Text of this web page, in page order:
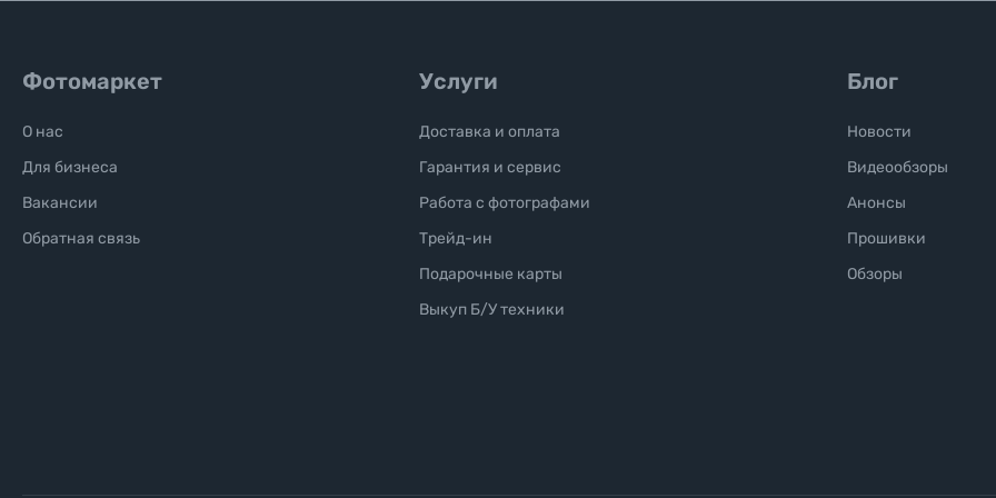
Фотомаркет
О нас
Для бизнеса
Вакансии
Обратная связь
Услуги
Доставка и оплата
Гарантия и сервис
Работа с фотографами
Трейд-ин
Подарочные карты
Выкуп Б/У техники
Блог
Новости
Видеообзоры
Анонсы
Прошивки
Обзоры